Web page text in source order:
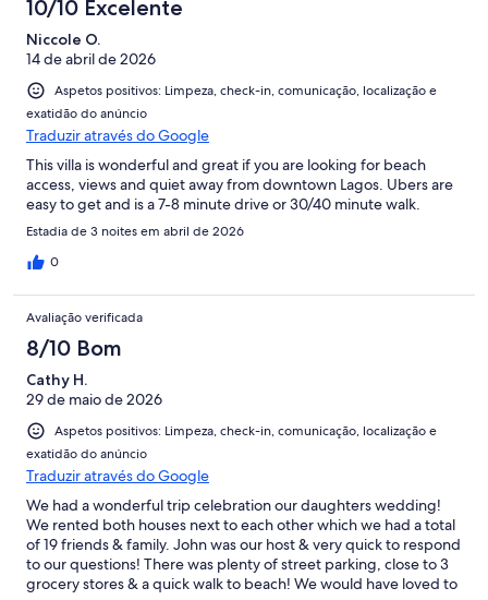
10/10 Excelente
Niccole O.
14 de abril de 2026
Aspetos positivos: Limpeza, check-in, comunicação, localização e
exatidão do anúncio
Traduzir através do Google
This villa is wonderful and great if you are looking for beach
access, views and quiet away from downtown Lagos. Ubers are
easy to get and is a 7-8 minute drive or 30/40 minute walk.
Estadia de 3 noites em abril de 2026
0
Avaliação verificada
8/10 Bom
Cathy H.
29 de maio de 2026
Aspetos positivos: Limpeza, check-in, comunicação, localização e
exatidão do anúncio
Traduzir através do Google
We had a wonderful trip celebration our daughters wedding!
We rented both houses next to each other which we had a total
of 19 friends & family. John was our host & very quick to respond
to our questions! There was plenty of street parking, close to 3
grocery stores & a quick walk to beach! We would have loved to